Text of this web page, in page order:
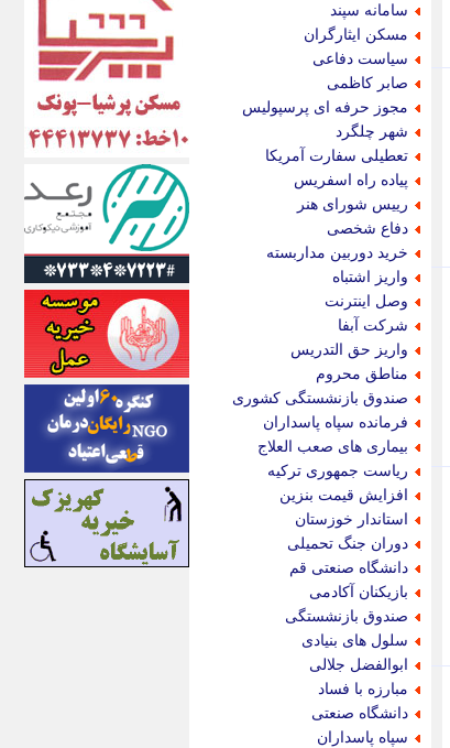
سامانه سپند
مسکن ایثارگران
سیاست دفاعی
صابر کاظمی
مجوز حرفه ای پرسپولیس
شهر چلگرد
تعطیلی سفارت آمریکا
پیاده راه اسفریس
رییس شورای هنر
دفاع شخصی
خرید دوربین مداربسته
واریز اشتباه
وصل اینترنت
شرکت آبفا
واریز حق التدریس
مناطق محروم
صندوق بازنشستگی کشوری
فرمانده سپاه پاسداران
بیماری های صعب العلاج
ریاست جمهوری ترکیه
افزایش قیمت بنزین
استاندار خوزستان
دوران جنگ تحمیلی
دانشگاه صنعتی قم
بازیکنان آکادمی
صندوق بازنشستگی
سلول های بنیادی
ابوالفضل جلالی
مبارزه با فساد
دانشگاه صنعتی
سپاه پاسداران
ای استخدام
ایتنا
ایراف
ایران آرت
ایران آنلاین
ایران زندگی
ایران فوری
ایرانی روز
ایرانیتال
ایرنا
ایسکانیوز
ایسنا
ایکنا
ایلنا
اینتیتر
ایونا نیوز
بازتاب آنلاین
باشگاه خبرنگاران
باغستان نیوز
بامبوک
ببین و بخون
بدینسان
بنکر